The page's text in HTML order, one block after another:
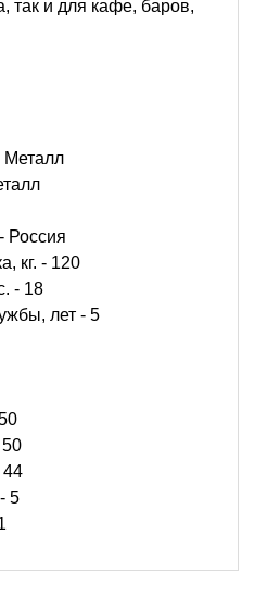
так и для кафе, баров,
Металл
Россия
кг. - 120
- 18
лет - 5
44
5